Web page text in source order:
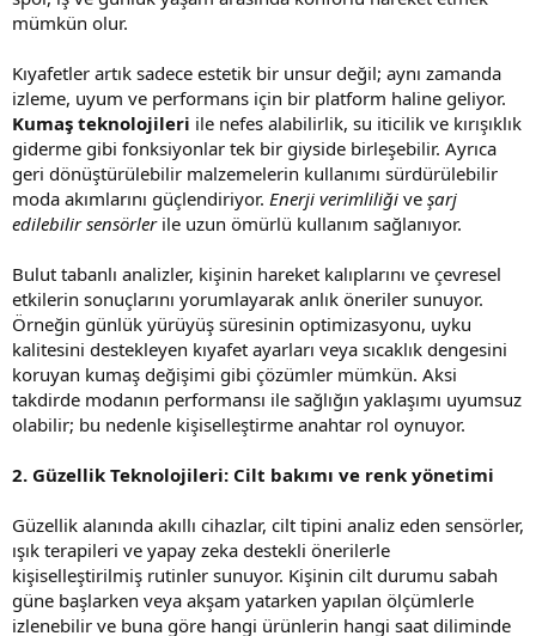
mümkün olur.
Kıyafetler artık sadece estetik bir unsur değil; aynı zamanda
izleme, uyum ve performans için bir platform haline geliyor.
Kumaş teknolojileri ile nefes alabilirlik, su iticilik ve kırışıklık
giderme gibi fonksiyonlar tek bir giyside birleşebilir. Ayrıca
geri dönüştürülebilir malzemelerin kullanımı sürdürülebilir
moda akımlarını güçlendiriyor. Enerji verimliliği ve şarj
edilebilir sensörlerile uzun ömürlü kullanım sağlanıyor.
Bulut tabanlı analizler, kişinin hareket kalıplarını ve çevresel
etkilerin sonuçlarını yorumlayarak anlık öneriler sunuyor.
Örneğin günlük yürüyüş süresinin optimizasyonu, uyku
kalitesini destekleyen kıyafet ayarları veya sıcaklık dengesini
koruyan kumaş değişimi gibi çözümler mümkün. Aksi
takdirde modanın performansı ile sağlığın yaklaşımı uyumsuz
olabilir; bu nedenle kişiselleştirme anahtar rol oynuyor.
2. Güzellik Teknolojileri: Cilt bakımı ve renk yönetimi
Güzellik alanında akıllı cihazlar, cilt tipini analiz eden sensörler,
ışık terapileri ve yapay zeka destekli önerilerle
kişiselleştirilmiş rutinler sunuyor. Kişinin cilt durumu sabah
güne başlarken veya akşam yatarken yapılan ölçümlerle
izlenebilir ve buna göre hangi ürünlerin hangi saat diliminde